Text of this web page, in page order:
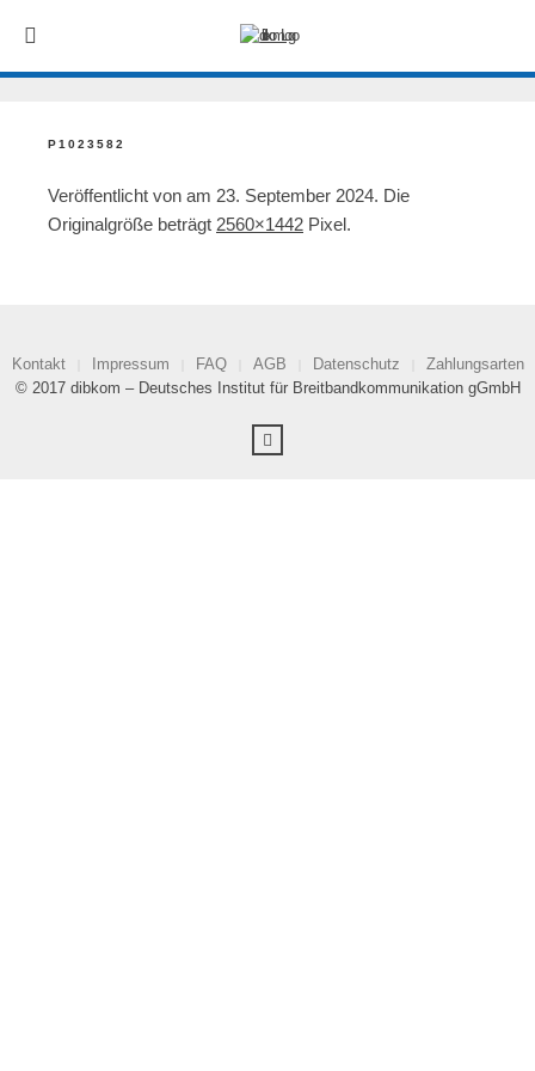
P1023582
Veröffentlicht von am 23. September 2024. Die
Originalgröße beträgt 2560×1442 Pixel.
Kontakt Impressum FAQ AGB Datenschutz
Zahlungsarten
© 2017 dibkom – Deutsches Institut für Breitbandkommunikation gGmbH